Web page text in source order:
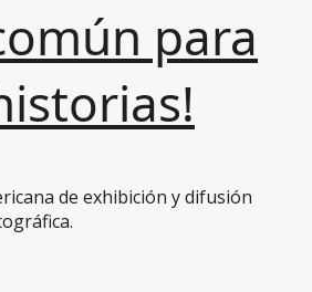
para
de exhibición y difusión